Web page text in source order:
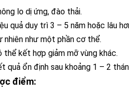
lo dị ứng, đào thải.
quả duy trì 3 – 5 năm hoặc lâu
nhiên như một phần cơ thể.
thể kết hợp giảm mỡ vùng khác.
quả ổn định sau khoảng 1 – 2
điểm: